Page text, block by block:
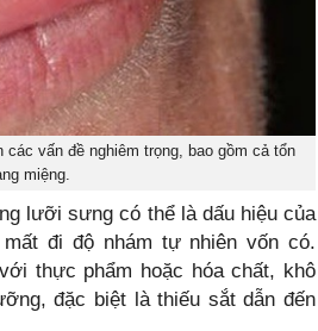
vấn đề nghiêm trọng, bao gồm cả tổn
miệng.
lưỡi sưng có thể là dấu hiệu của
đi độ nhám tự nhiên vốn có.
thực phẩm hoặc hóa chất, khô
đặc biệt là thiếu sắt dẫn đến